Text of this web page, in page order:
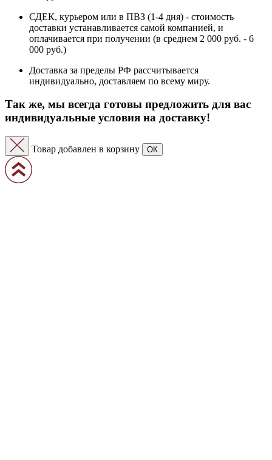
СДЕК, курьером или в ПВЗ (1-4 дня) - стоимость
доставки устанавливается самой компанией, и
оплачивается при получении (в среднем 2 000 руб. - 6
000 руб.)
Доставка за пределы РФ рассчитывается
индивидуально, доставляем по всему миру.
Так же, мы всегда готовы предложить для вас
индивидуальные условия на доставку!
Товар добавлен в корзину ОК